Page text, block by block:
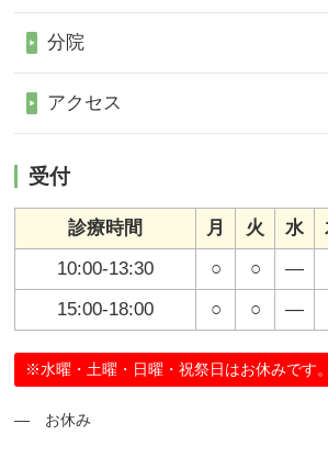
分院
アクセス
受付
診療時間 月 火 水
10:00-13:30
○ ○ ―
15:00-18:00
○ ○ ―
※水曜・土曜・日曜・祝祭日はお休みです。
― お休み